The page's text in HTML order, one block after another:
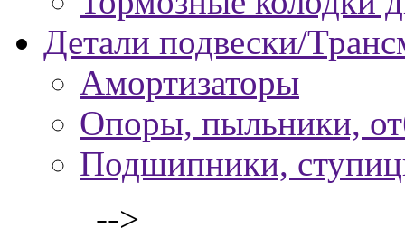
Детали подвески/
Амортизаторы
Опоры, пыльники,
Подшипники,
-->